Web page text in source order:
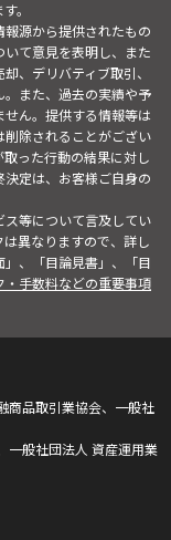
。
源から提供されたもの
て意見を表明し、また
、デリバティブ取引、
また、過去の実績や予
ん。提供する情報等は
除されることがござい
った行動の結果に対し
定は、お客様ご自身の
等について言及してい
異なりますので、詳し
、「目論見書」、「目
・手数料などの重要事項
商品取引業協会、一般社
一般社団法人 資産運用業